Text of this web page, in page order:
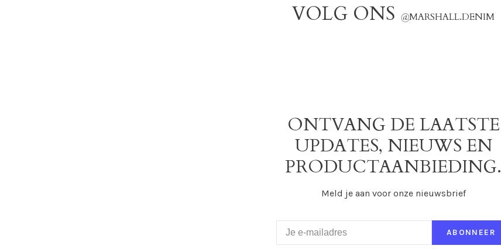
VOLG ONS @MARSHALL.DENIM
ONTVANG DE LAATSTE
UPDATES, NIEUWS EN
PRODUCTAANBIEDING.
Meld je aan voor onze nieuwsbrief
ABONNEER